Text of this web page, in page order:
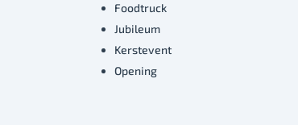
Foodtruck
Jubileum
Kerstevent
Opening